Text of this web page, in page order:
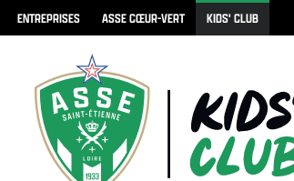
ENTREPRISES ASSE CŒUR-VERT KIDS' CLUB